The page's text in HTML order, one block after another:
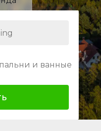
и ванные